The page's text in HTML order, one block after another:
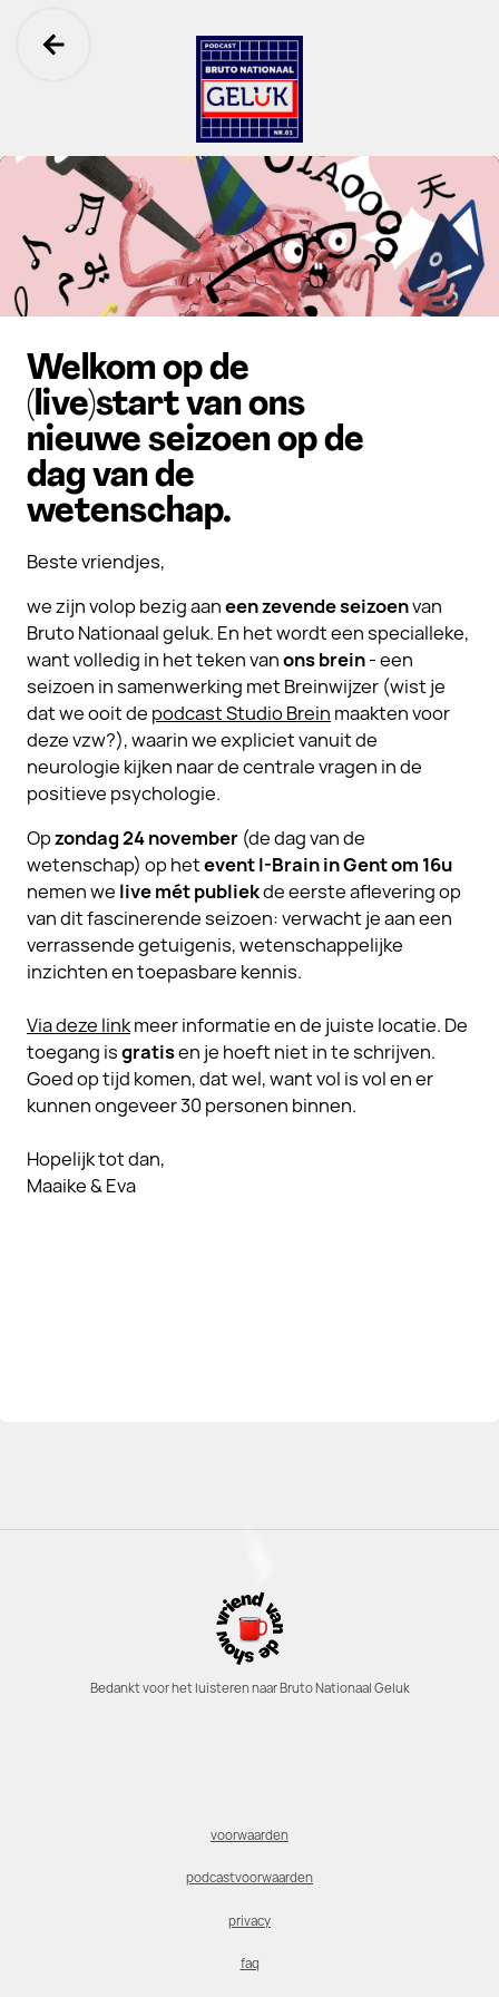
Ga terug
Bruto Nationaal Geluk
Welkom op de
(live)start van ons
nieuwe seizoen op de
dag van de
wetenschap.
Beste vriendjes,
we zijn volop bezig aaneen zevende seizoenvan
Bruto Nationaal geluk. En het wordt een specialleke,
want volledig in het teken vanons brein- een
seizoen in samenwerking met Breinwijzer (wist je
dat we ooit de podcast Studio Brein maakten voor
deze vzw?), waarin we expliciet vanuit de
neurologie kijken naar de centrale vragen in de
positieve psychologie.
Opzondag24 november (de dag van de
wetenschap) op hetevent I-Brain in Gent om 16u
nemen we live mét publiekde eerste aflevering op
van dit fascinerende seizoen: verwacht je aan een
verrassende getuigenis, wetenschappelijke
inzichten en toepasbare kennis.
Via deze linkmeer informatie en de juiste locatie. De
toegang isgratisen je hoeft niet in te schrijven.
Goed op tijd komen, dat wel, want vol is vol en er
kunnen ongeveer 30 personen binnen.
Hopelijk tot dan,
Maaike & Eva
Bedankt voor het luisteren naar Bruto Nationaal Geluk
voorwaarden
podcastvoorwaarden
privacy
faq